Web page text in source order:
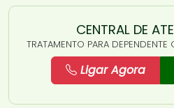
CENTRAL DE
TRATAMENTO PARA
Ligar Agora